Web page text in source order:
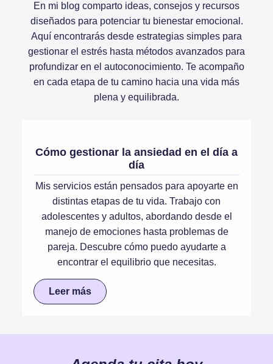
En mi blog comparto ideas, consejos y recursos
diseñados para potenciar tu bienestar emocional.
Aquí encontrarás desde estrategias simples para
gestionar el estrés hasta métodos avanzados para
profundizar en el autoconocimiento. Te acompaño
en cada etapa de tu camino hacia una vida más
plena y equilibrada.
Cómo gestionar la ansiedad en el día a
día
Mis servicios están pensados para apoyarte en
distintas etapas de tu vida. Trabajo con
adolescentes y adultos, abordando desde el
manejo de emociones hasta problemas de
pareja. Descubre cómo puedo ayudarte a
encontrar el equilibrio que necesitas.
Leer más